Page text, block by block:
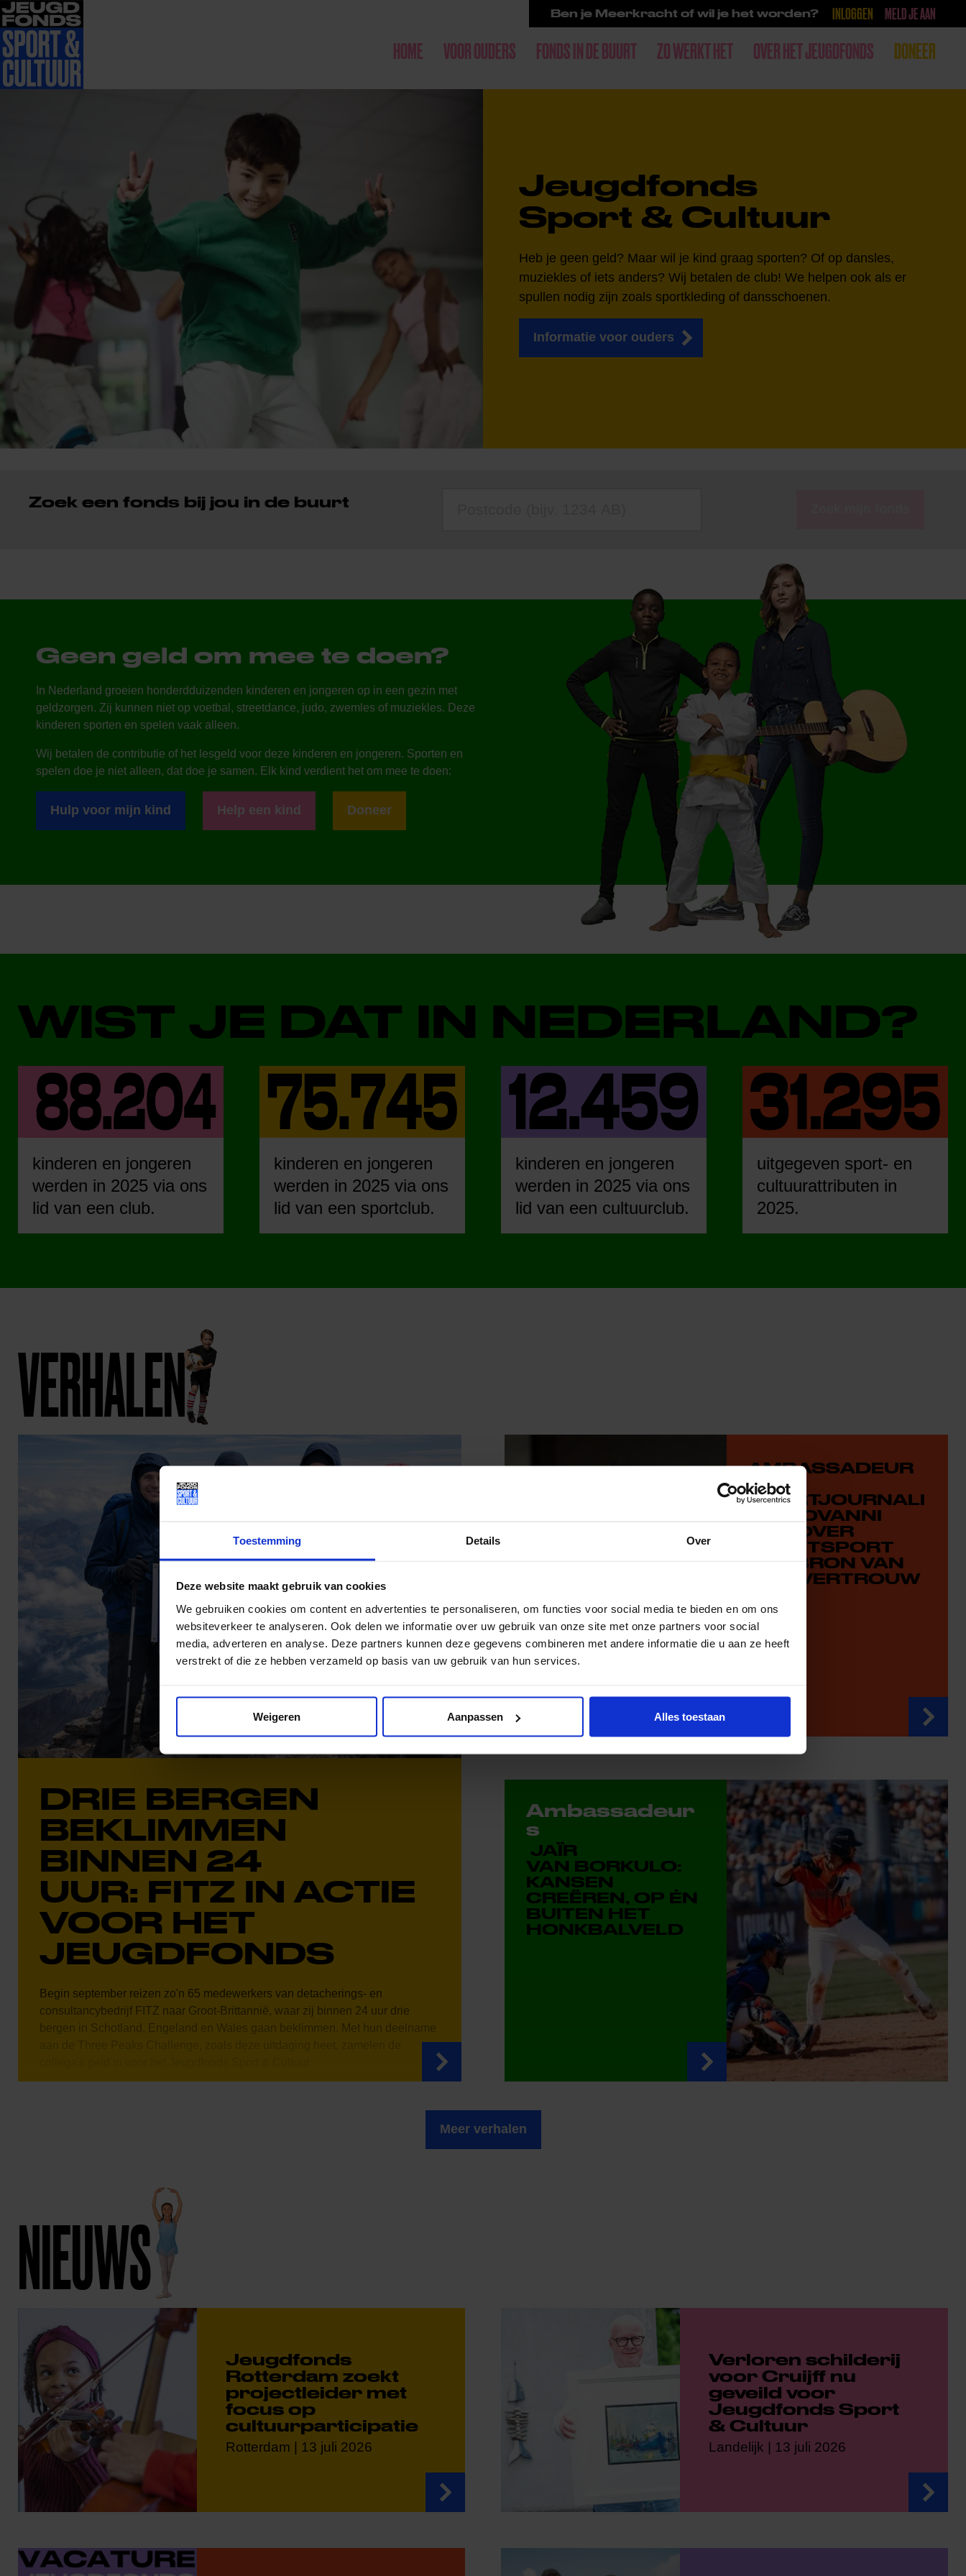
Toestemming Details Over
Deze website maakt gebruik van cookies
We gebruiken cookies om content en advertenties te personaliseren, om functies voor social media te bieden en om ons
websiteverkeer te analyseren. Ook delen we informatie over uw gebruik van onze site met onze partners voor social
media, adverteren en analyse. Deze partners kunnen deze gegevens combineren met andere informatie die u aan ze heeft
verstrekt of die ze hebben verzameld op basis van uw gebruik van hun services.
Weigeren Aanpassen Alles toestaan
Ben je Meerkracht of wil je het worden? INLOGGEN MELD JE AAN
HOME VOOR OUDERS FONDS IN DE BUURT ZO WERKT HET OVER HET JEUGDFONDS DONEER
Jeugdfonds
Sport & Cultuur
Heb je geen geld? Maar wil je kind graag sporten? Of op dansles,
muziekles of iets anders? Wij betalen de club! We helpen ook als er
spullen nodig zijn zoals sportkleding of dansschoenen.
Informatie voor ouders
Zoek een fonds bij jou in de buurt
Geen geld om mee te doen?
In Nederland groeien honderdduizenden kinderen en jongeren op in een gezin met
geldzorgen. Zij kunnen niet op voetbal, streetdance, judo, zwemles of muziekles. Deze
kinderen sporten en spelen vaak alleen.
Wij betalen de contributie of het lesgeld voor deze kinderen en jongeren. Sporten en
spelen doe je niet alleen, dat doe je samen. Elk kind verdient het om mee te doen:
Hulp voor mijn kind Help een kind Doneer
WIST JE DAT IN NEDERLAND?
kinderen en jongeren
werden in 2025 via ons
lid van een club.
kinderen en jongeren
werden in 2025 via ons
lid van een sportclub.
kinderen en jongeren
werden in 2025 via ons
lid van een cultuurclub.
uitgegeven sport- en
cultuurattributen in
2025.
VERHALEN
DRIE BERGEN
BEKLIMMEN
BINNEN 24
UUR: FITZ IN ACTIE
VOOR HET
JEUGDFONDS
Begin september reizen zo'n 65 medewerkers van detacherings- en
consultancybedrijf FITZ naar Groot-Brittannië, waar zij binnen 24 uur drie
bergen in Schotland, Engeland en Wales gaan beklimmen. Met hun deelname
AMBASSADEUR
EN
SPORTJOURNALI
ST GIOVANNI
TJIN OVER
VECHTSPORT
ALS BRON VAN
ZELFVERTROUW
Ambassadeur
s
JAÏR
VAN BORKULO:
KANSEN
CREËREN, OP ÉN
BUITEN HET
HONKBALVELD
Meer verhalen
NIEUWS
Jeugdfonds
Rotterdam zoekt
projectleider met
focus op
cultuurparticipatie
Rotterdam | 13 juli 2026
Verloren schilderij
voor Cruijff nu
geveild voor
Jeugdfonds Sport
& Cultuur
Landelijk | 13 juli 2026